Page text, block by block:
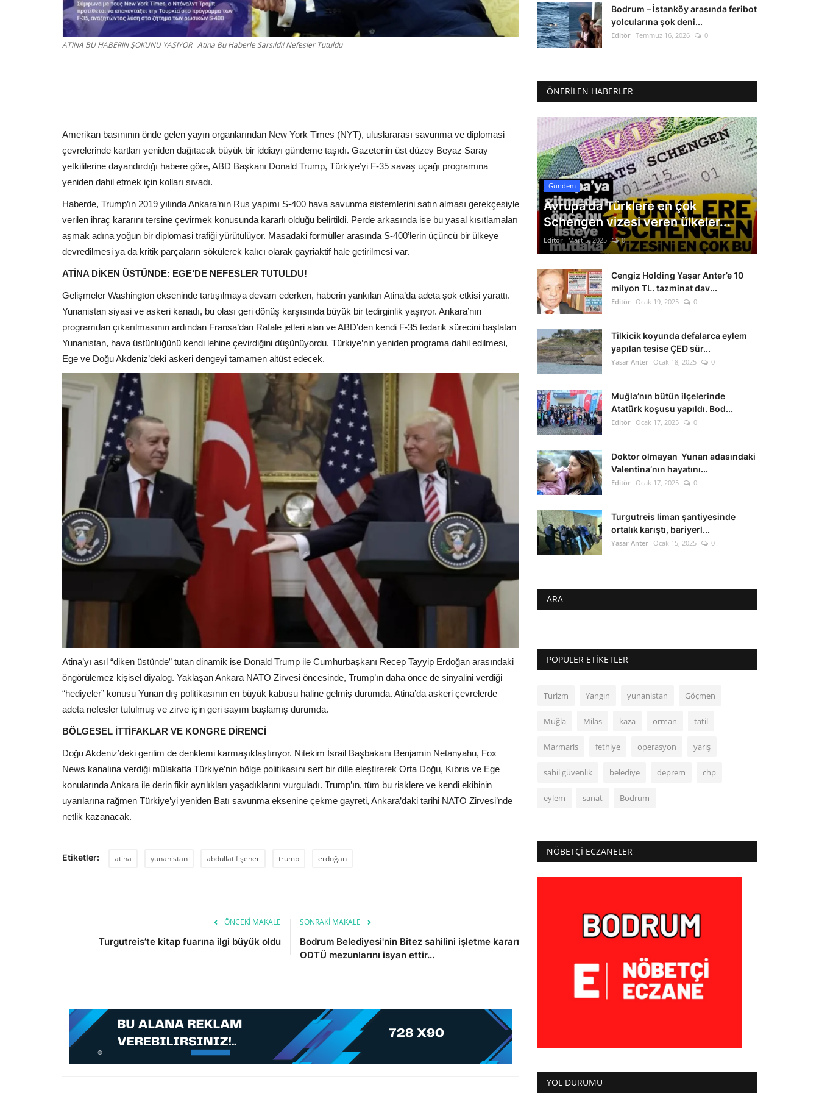
ATİNA BU HABERİN ŞOKUNU YAŞIYOR Atina Bu Haberle Sarsıldı! Nefesler Tutuldu
Amerikan basınının önde gelen yayın organlarından New York Times (NYT), uluslararası savunma ve diplomasi
çevrelerinde kartları yeniden dağıtacak büyük bir iddiayı gündeme taşıdı. Gazetenin üst düzey Beyaz Saray
yetkililerine dayandırdığı habere göre, ABD Başkanı Donald Trump, Türkiye’yi F-35 savaş uçağı programına
yeniden dahil etmek için kolları sıvadı.
Haberde, Trump’ın 2019 yılında Ankara’nın Rus yapımı S-400 hava savunma sistemlerini satın alması gerekçesiyle
verilen ihraç kararını tersine çevirmek konusunda kararlı olduğu belirtildi. Perde arkasında ise bu yasal kısıtlamaları
aşmak adına yoğun bir diplomasi trafiği yürütülüyor. Masadaki formüller arasında S-400’lerin üçüncü bir ülkeye
devredilmesi ya da kritik parçaların sökülerek kalıcı olarak gayriaktif hale getirilmesi var.
ATİNA DİKEN ÜSTÜNDE: EGE’DE NEFESLER TUTULDU!
Gelişmeler Washington ekseninde tartışılmaya devam ederken, haberin yankıları Atina’da adeta şok etkisi yarattı.
Yunanistan siyasi ve askeri kanadı, bu olası geri dönüş karşısında büyük bir tedirginlik yaşıyor. Ankara’nın
programdan çıkarılmasının ardından Fransa’dan Rafale jetleri alan ve ABD’den kendi F-35 tedarik sürecini başlatan
Yunanistan, hava üstünlüğünü kendi lehine çevirdiğini düşünüyordu. Türkiye’nin yeniden programa dahil edilmesi,
Ege ve Doğu Akdeniz’deki askeri dengeyi tamamen altüst edecek.
Atina’yı asıl “diken üstünde” tutan dinamik ise Donald Trump ile Cumhurbaşkanı Recep Tayyip Erdoğan arasındaki
öngörülemez kişisel diyalog. Yaklaşan Ankara NATO Zirvesi öncesinde, Trump’ın daha önce de sinyalini verdiği
“hediyeler” konusu Yunan dış politikasının en büyük kabusu haline gelmiş durumda. Atina’da askeri çevrelerde
adeta nefesler tutulmuş ve zirve için geri sayım başlamış durumda.
BÖLGESEL İTTİFAKLAR VE KONGRE DİRENCİ
Doğu Akdeniz’deki gerilim de denklemi karmaşıklaştırıyor. Nitekim İsrail Başbakanı Benjamin Netanyahu, Fox
News kanalına verdiği mülakatta Türkiye’nin bölge politikasını sert bir dille eleştirerek Orta Doğu, Kıbrıs ve Ege
konularında Ankara ile derin fikir ayrılıkları yaşadıklarını vurguladı. Trump’ın, tüm bu risklere ve kendi ekibinin
uyarılarına rağmen Türkiye’yi yeniden Batı savunma eksenine çekme gayreti, Ankara’daki tarihi NATO Zirvesi’nde
netlik kazanacak.
Etiketler: atina yunanistan abdüllatif şener trump erdoğan
ÖNCEKI MAKALE
Turgutreis’te kitap fuarına ilgi büyük oldu
SONRAKI MAKALE
Bodrum Belediyesi'nin Bitez sahilini işletme kararı
ODTÜ mezunlarını isyan ettir...
Bodrum – İstanköy arasında feribot
yolcularına şok deni...
Editör Temmuz 16, 2026 0
ÖNERILEN HABERLER
Gündem
Avrupa'da Türklere en çok
Schengen vizesi veren ülkeler...
Editör Mart 5, 2025 0
Cengiz Holding Yaşar Anter’e 10
milyon TL. tazminat dav...
Editör Ocak 19, 2025 0
Tilkicik koyunda defalarca eylem
yapılan tesise ÇED sür...
Yasar Anter Ocak 18, 2025 0
Muğla’nın bütün ilçelerinde
Atatürk koşusu yapıldı. Bod...
Editör Ocak 17, 2025 0
Doktor olmayan Yunan adasındaki
Valentina’nın hayatını...
Editör Ocak 17, 2025 0
Turgutreis liman şantiyesinde
ortalık karıştı, bariyerl...
Yasar Anter Ocak 15, 2025 0
ARA
POPÜLER ETIKETLER
Turizm Yangın yunanistan Göçmen
Muğla Milas kaza orman tatil
Marmaris fethiye operasyon yarış
sahil güvenlik belediye deprem chp
eylem sanat Bodrum
NÖBETÇI ECZANELER
YOL DURUMU